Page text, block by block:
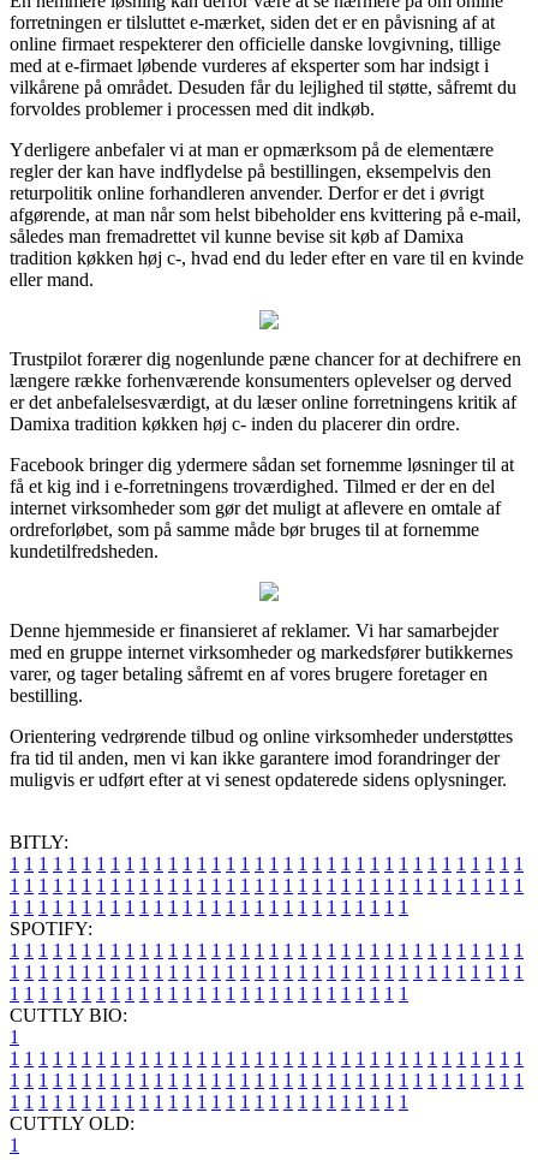
forretningen er tilsluttet e-mærket, siden det er en påvisning af at
online firmaet respekterer den officielle danske lovgivning, tillige
med at e-firmaet løbende vurderes af eksperter som har indsigt i
vilkårene på området. Desuden får du lejlighed til støtte, såfremt du
forvoldes problemer i processen med dit indkøb.
Yderligere anbefaler vi at man er opmærksom på de elementære
regler der kan have indflydelse på bestillingen, eksempelvis den
returpolitik online forhandleren anvender. Derfor er det i øvrigt
afgørende, at man når som helst bibeholder ens kvittering på e-mail,
således man fremadrettet vil kunne bevise sit køb af Damixa
tradition køkken høj c-, hvad end du leder efter en vare til en kvinde
eller mand.
Trustpilot forærer dig nogenlunde pæne chancer for at dechifrere en
længere række forhenværende konsumenters oplevelser og derved
er det anbefalelsesværdigt, at du læser online forretningens kritik af
Damixa tradition køkken høj c- inden du placerer din ordre.
Facebook bringer dig ydermere sådan set fornemme løsninger til at
få et kig ind i e-forretningens troværdighed. Tilmed er der en del
internet virksomheder som gør det muligt at aflevere en omtale af
ordreforløbet, som på samme måde bør bruges til at fornemme
kundetilfredsheden.
Denne hjemmeside er finansieret af reklamer. Vi har samarbejder
med en gruppe internet virksomheder og markedsfører butikkernes
varer, og tager betaling såfremt en af vores brugere foretager en
bestilling.
Orientering vedrørende tilbud og online virksomheder understøttes
fra tid til anden, men vi kan ikke garantere imod forandringer der
muligvis er udført efter at vi senest opdaterede sidens oplysninger.
BITLY:
1 1 1 1 1 1 1 1 1 1 1 1 1 1 1 1 1 1 1 1 1 1 1 1 1 1 1 1 1 1 1 1 1 1 1 1
1 1 1 1 1 1 1 1 1 1 1 1 1 1 1 1 1 1 1 1 1 1 1 1 1 1 1 1 1 1 1 1 1 1 1 1
1 1 1 1 1 1 1 1 1 1 1 1 1 1 1 1 1 1 1 1 1 1 1 1 1 1 1 1
SPOTIFY:
1 1 1 1 1 1 1 1 1 1 1 1 1 1 1 1 1 1 1 1 1 1 1 1 1 1 1 1 1 1 1 1 1 1 1 1
1 1 1 1 1 1 1 1 1 1 1 1 1 1 1 1 1 1 1 1 1 1 1 1 1 1 1 1 1 1 1 1 1 1 1 1
1 1 1 1 1 1 1 1 1 1 1 1 1 1 1 1 1 1 1 1 1 1 1 1 1 1 1 1
CUTTLY BIO:
1
1 1 1 1 1 1 1 1 1 1 1 1 1 1 1 1 1 1 1 1 1 1 1 1 1 1 1 1 1 1 1 1 1 1 1 1
1 1 1 1 1 1 1 1 1 1 1 1 1 1 1 1 1 1 1 1 1 1 1 1 1 1 1 1 1 1 1 1 1 1 1 1
1 1 1 1 1 1 1 1 1 1 1 1 1 1 1 1 1 1 1 1 1 1 1 1 1 1 1 1
CUTTLY OLD:
1